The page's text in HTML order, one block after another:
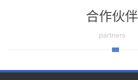
合作伙伴
partners